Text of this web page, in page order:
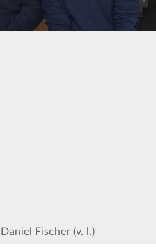
Fischer (v. l.)